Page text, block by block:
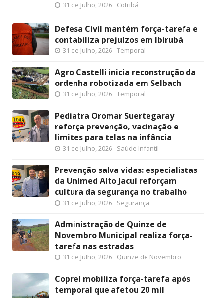
31 de Julho, 2026 Cotribá
Defesa Civil mantém força-tarefa e
contabiliza prejuízos em Ibirubá
31 de Julho, 2026 Temporal
Agro Castelli inicia reconstrução da
ordenha robotizada em Selbach
31 de Julho, 2026 Temporal
Pediatra Oromar Suertegaray
reforça prevenção, vacinação e
limites para telas na infância
31 de Julho, 2026 Saúde Infantil
Prevenção salva vidas: especialistas
da Unimed Alto Jacuí reforçam
cultura da segurança no trabalho
31 de Julho, 2026 Segurança
Administração de Quinze de
Novembro Municipal realiza força-
tarefa nas estradas
31 de Julho, 2026 Quinze de Novembro
Coprel mobiliza força-tarefa após
temporal que afetou 20 mil